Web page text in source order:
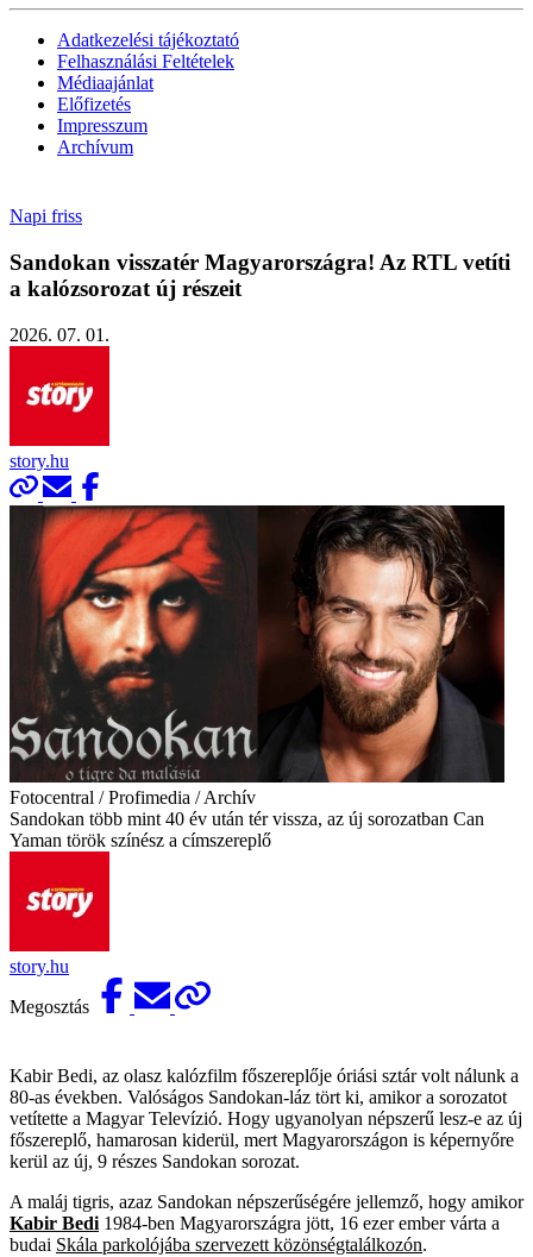
Adatkezelési tájékoztató
Felhasználási Feltételek
Médiaajánlat
Előfizetés
Impresszum
Archívum
Napi friss
Sandokan visszatér Magyarországra! Az RTL vetíti
a kalózsorozat új részeit
2026. 07. 01.
story.hu
Fotocentral / Profimedia / Archív
Sandokan több mint 40 év után tér vissza, az új sorozatban Can
Yaman török színész a címszereplő
story.hu
Megosztás
Kabir Bedi, az olasz kalózfilm főszereplője óriási sztár volt nálunk a
80-as években. Valóságos Sandokan-láz tört ki, amikor a sorozatot
vetítette a Magyar Televízió. Hogy ugyanolyan népszerű lesz-e az új
főszereplő, hamarosan kiderül, mert Magyarországon is képernyőre
kerül az új, 9 részes Sandokan sorozat.
A maláj tigris, azaz Sandokan népszerűségére jellemző, hogy amikor
Kabir Bedi 1984-ben Magyarországra jött, 16 ezer ember várta a
budai Skála parkolójába szervezett közönségtalálkozón.